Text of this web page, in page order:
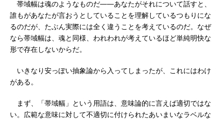
帯域幅は魂のようなものだ――あなたがそれについて話すと、
誰もがあなたが言おうとしていることを理解しているつもりにな
るのだが、たぶん実際には全く違うことを考えているのだ。なぜ
なら帯域幅は、魂と同様、われわれが考えているほど単純明快な
形で存在しないからだ。
いきなり安っぽい抽象論から入ってしまったが、これにはわけ
がある。
まず、「帯域幅」という用語は、意味論的に言えば適切ではな
い。広範な意味に対して不適切に付けられたあいまいなラベルな